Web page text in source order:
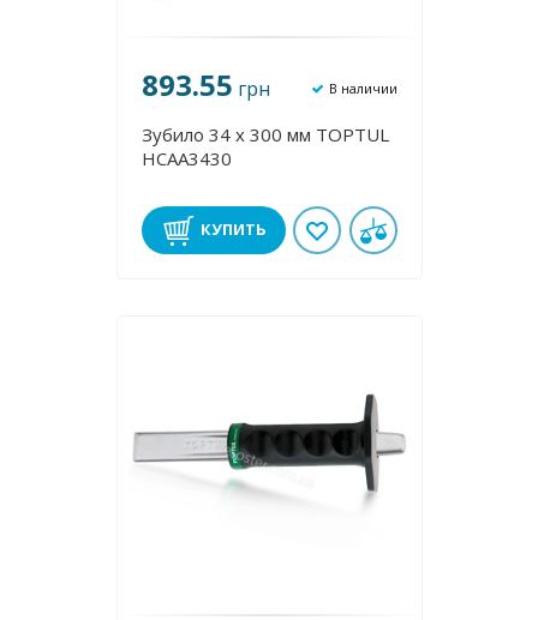
893.55 грн В наличии
Зубило 34 х 300 мм TOPTUL
HCAA3430
КУПИТЬ